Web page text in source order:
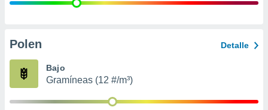
e
publicidad
Polen Detalle
Bajo
Gramíneas (12 #/m³)